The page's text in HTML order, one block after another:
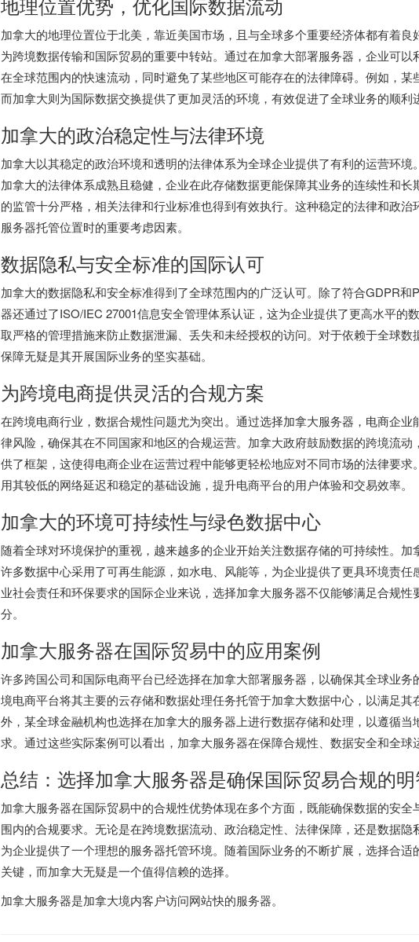
加拿大的地理位置位于北美，靠近美国市场，且与全球多个重要经济体都有着
为跨境数据传输和国际贸易的重要中转站。通过在加拿大部署服务器，企业可
在全球范围内的快速流动，同时避免了某些地区可能存在的法律障碍。例如，某
而加拿大则为国际数据交换提供了更加灵活的环境，有效促进了全球业务的顺利
加拿大的政治稳定性与法律环境
加拿大以其稳定的政治环境和透明的法律体系为全球企业提供了有利的运营环境
加拿大的法律体系成熟且稳健，企业在此存储数据更能保障其业务的连续性和
的监管十分严格，相关法律和行业标准也得到有效执行。这种稳定的法律和政
服务器托管位置时的重要考虑因素。
数据隐私与安全标准的国际认可
加拿大的数据隐私和安全标准得到了全球范围内的广泛认可。除了符合GDPR和
器还通过了ISO/IEC 27001信息安全管理体系认证，这为企业提供了更高水平的
取严格的管理措施来防止数据泄漏、丢失和未经授权的访问。对于依赖于全球
保障无疑是其开展国际业务的坚实基础。
为跨境电商提供灵活的合规方案
在跨境电商行业，数据合规性问题尤为突出。通过选择加拿大服务器，电商企
律风险，确保其在不同国家和地区的合规运营。加拿大政府鼓励数据的跨境流
供了框架，这使得电商企业在运营过程中能够更轻松地应对不同市场的法律要
用其较低的网络延迟和稳定的基础设施，提升电商平台的用户体验和交易效率。
加拿大的环境可持续性与绿色数据中心
随着全球对环境保护的重视，越来越多的企业开始关注数据存储的可持续性。加
许多数据中心采用了可再生能源，如水电、风能等，为企业提供了更具环境责
业社会责任和环保要求的国际企业来说，选择加拿大服务器不仅能够满足合规性
分。
加拿大服务器在国际贸易中的应用案例
许多跨国公司和国际电商平台已经选择在加拿大部署服务器，以确保其全球业
境电商平台将其主要的云存储和数据处理任务托管于加拿大数据中心，以满足
外，某全球金融机构也选择在加拿大的服务器上进行数据存储和处理，以遵循
求。通过这些实际案例可以看出， 加拿大服务器在保障合规性、数据安全和全球
总结：选择加拿大服务器是确保国际贸易合规的
加拿大服务器在国际贸易中的合规性优势体现在多个方面，既能确保数据的安
围内的合规要求。无论是在跨境数据流动、政治稳定性、法律保障，还是数据
为企业提供了一个理想的服务器托管环境。随着国际业务的不断扩展，选择合
关键，而加拿大无疑是一个值得信赖的选择。
加拿大服务器是加拿大境内客户访问网站快的服务器。